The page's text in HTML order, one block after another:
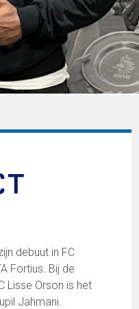
debuut in FC
Fortius. Bij de
Lisse Orson is het
Jahmani.